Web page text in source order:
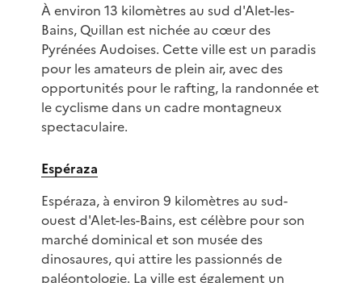
À environ 13 kilomètres au sud d'Alet-les-
Bains, Quillan est nichée au cœur des
Pyrénées Audoises. Cette ville est un paradis
pour les amateurs de plein air, avec des
opportunités pour le rafting, la randonnée et
le cyclisme dans un cadre montagneux
spectaculaire.
Espéraza
Espéraza, à environ 9 kilomètres au sud-
ouest d'Alet-les-Bains, est célèbre pour son
marché dominical et son musée des
dinosaures, qui attire les passionnés de
paléontologie. La ville est également un